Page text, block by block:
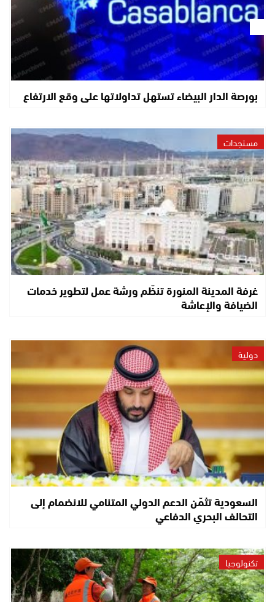
بورصة الدار البيضاء تستهل تداولاتها على وقع الارتفاع
مستجدات
غرفة المدينة المنورة تنظّم ورشة عمل لتطوير خدمات
الضيافة والإعاشة
دولية
السعودية تثمّن الدعم الدولي المتنامي للانضمام إلى
التحالف البحري الدفاعي
تكنولوجيا